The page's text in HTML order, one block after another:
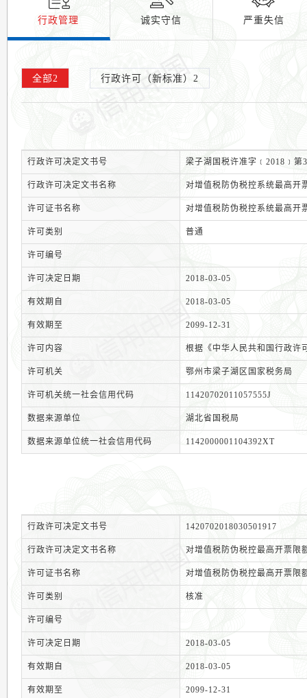
行政管理 诚实守信 严重失信
全部2 行政许可（新标准） 2
行政许可决定文书号 梁子湖国税许准字﹝2018﹞第
行政许可决定文书名称 对增值税防伪税控系统最高开
许可证书名称 对增值税防伪税控系统最高开
许可类别 普通
许可编号
许可决定日期 2018-03-05
有效期自 2018-03-05
有效期至 2099-12-31
许可内容 根据《中华人民共和国行政许
许可机关 鄂州市梁子湖区国家税务局
许可机关统一社会信用代码 11420702011057555J
数据来源单位 湖北省国税局
数据来源单位统一社会信用代码 1142000001104392XT
行政许可决定文书号 1420702018030501917
行政许可决定文书名称 对增值税防伪税控最高开票限
许可证书名称 对增值税防伪税控最高开票限
许可类别 核准
许可编号
许可决定日期 2018-03-05
有效期自 2018-03-05
有效期至 2099-12-31